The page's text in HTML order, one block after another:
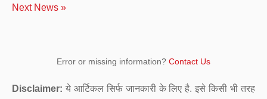
Next News »
Error or missing information? Contact Us
Disclaimer: ये आर्टिकल सिर्फ जानकारी के लिए है. इसे किसी भी तरह